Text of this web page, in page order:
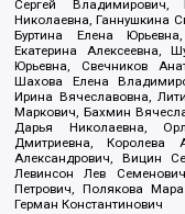
Сергей Владимирович,
Николаевна, Ганнушкина
Буртина Елена
Екатерина Алексеевна,
Юрьевна, Свечников
Шахова Елена
Ирина Вячеславовна,
Маркович, Бахмин
Дарья Николаевна,
Дмитриевна, Королева
Александрович, Вицин
Левинсон Лев
Петрович, Полякова
Герман Константинович